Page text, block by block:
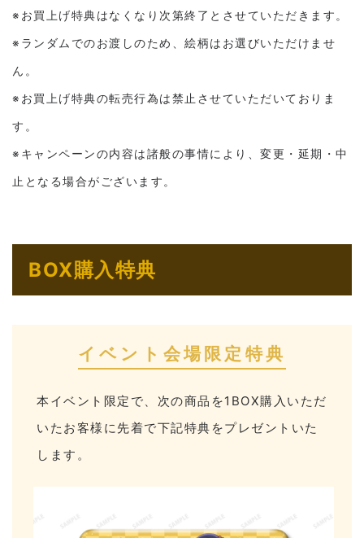
※お買上げ特典はなくなり次第終了とさせていただきます。
※ランダムでのお渡しのため、絵柄はお選びいただけませ
ん。
※お買上げ特典の転売行為は禁止させていただいておりま
す。
※キャンペーンの内容は諸般の事情により、変更・延期・中
止となる場合がございます。
BOX購入特典
イベント会場限定特典
本イベント限定で、次の商品を1BOX購入いただ
いたお客様に先着で下記特典をプレゼントいた
します。